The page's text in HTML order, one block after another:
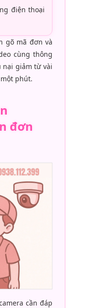
điện thoại
gõ mã đơn và
cùng thông
nại giảm từ vài
phút.
đơn
cần đáp